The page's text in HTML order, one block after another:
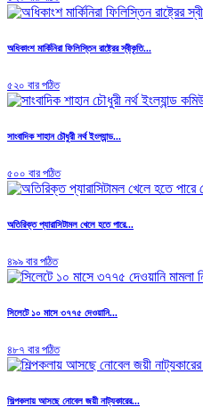
অধিকাংশ মার্কিনিরা ফিলিস্তিন রাষ্ট্রের স্বীকৃতি...
৫২০ বার পঠিত
সাংবাদিক শাহান চৌধুরী নর্থ ইংল্যান্ড...
৫০০ বার পঠিত
অতিরিক্ত প্যারাসিটামল খেলে হতে পারে...
৪৯৯ বার পঠিত
সিলেটে ১০ মাসে ৩৭৭৫ দেওয়ানি...
৪৮৭ বার পঠিত
শিল্পকলায় আসছে নোবেল জয়ী নাট্যকারের...